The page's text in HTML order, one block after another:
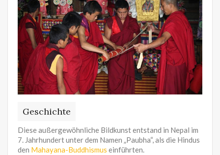
Geschichte
Diese außergewöhnliche Bildkunst entstand in Nepal im
7. Jahrhundert unter dem Namen „Paubha“, als die Hindus
den Mahayana-Buddhismus einführten.